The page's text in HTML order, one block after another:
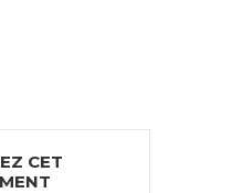
CET